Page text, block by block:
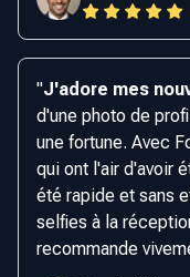
"J'adore mes
d'une photo de
une fortune. Avec
qui ont l'air d'avoir
été rapide et sans
selfies à la
recommande